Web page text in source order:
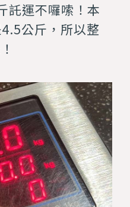
託運不囉嗦！本
公斤，所以整